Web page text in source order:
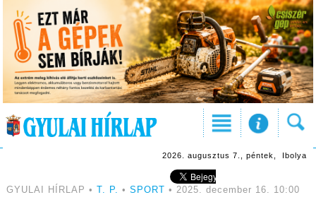
2026. augusztus 7., péntek, Ibolya
GYULAI HÍRLAP • T. P. • SPORT • 2025. december 16. 10:00